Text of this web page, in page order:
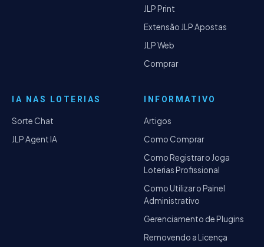
JLP Print
Extensão JLP Apostas
JLP Web
Comprar
IA NAS LOTERIAS
Sorte Chat
JLP Agent IA
INFORMATIVO
Artigos
Como Comprar
Como Registrar o Joga
Loterias Profissional
Como Utilizar o Painel
Administrativo
Gerenciamento de Plugins
Removendo a Licença